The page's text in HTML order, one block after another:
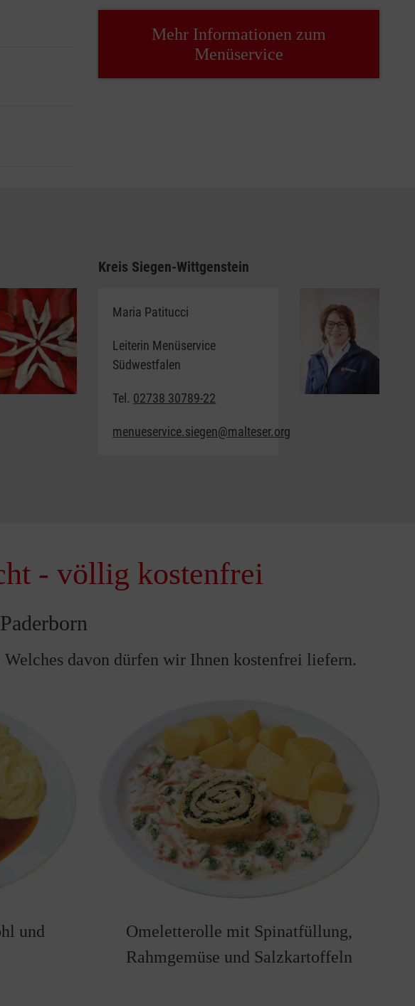
Mehr Informationen zum
Menüservice
Kreis Siegen-Wittgenstein
Maria Patitucci
Leiterin Menüservice
Südwestfalen
Tel. 02738 30789-22
menueservice.siegen@malteser.org
- völlig kostenfrei
davon dürfen wir Ihnen kostenfrei liefern.
und
Omeletterolle mit Spinatfüllung,
Rahmgemüse und Salzkartoffeln